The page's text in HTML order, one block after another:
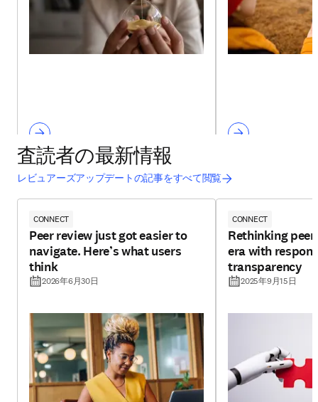
査読者の最新情報
レビュアーズアップデートの記事をすべて閲覧
CONNECT
Peer review just got easier to
navigate. Here’s what users
think
2026年6月30日
CONNECT
Rethinking
era with
transparency
2025年9月15日